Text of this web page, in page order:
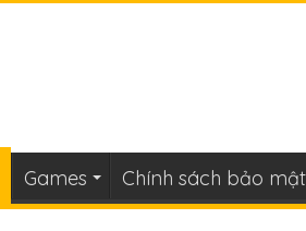
Games Chính sách bảo mật